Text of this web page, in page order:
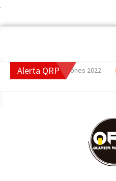
.
Alerta QRP
Mejores Canciones 2022